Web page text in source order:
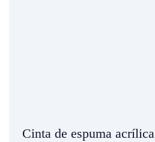
Cinta de espuma acrílica